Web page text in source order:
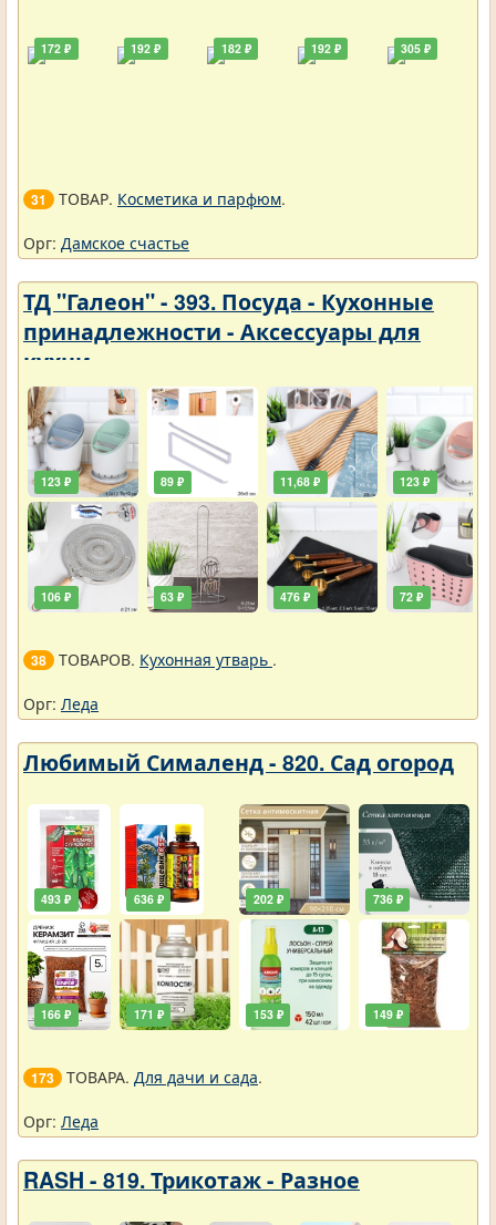
172 ₽ 192 ₽ 182 ₽ 192 ₽ 305 ₽
31 ТОВАР. Косметика и парфюм.
Орг: Дамское счастье
ТД "Галеон" - 393. Посуда - Кухонные
принадлежности - Аксессуары для
кухни
123 ₽
106 ₽
89 ₽
63 ₽
11,68 ₽
476 ₽
123 ₽
72 ₽
38 ТОВАРОВ. Кухонная утварь .
Орг: Леда
Любимый Сималенд - 820. Сад огород
493 ₽
166 ₽
636 ₽
171 ₽
202 ₽
153 ₽
736 ₽
149 ₽
173 ТОВАРА. Для дачи и сада.
Орг: Леда
RASH - 819. Трикотаж - Разное